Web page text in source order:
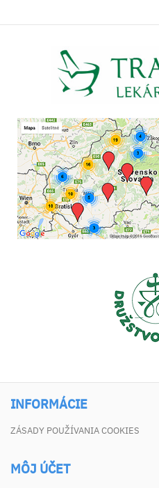
INFORMÁCIE
ZÁSADY POUŽÍVANIA COOKIES
MÔJ ÚČET